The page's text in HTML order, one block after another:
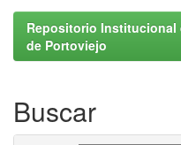
Repositorio Institucional
de Portoviejo
Buscar